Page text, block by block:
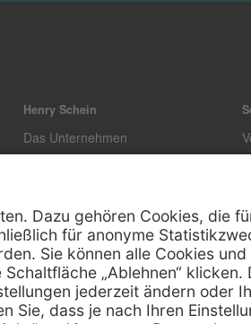
Henry Schein
Das Unternehmen